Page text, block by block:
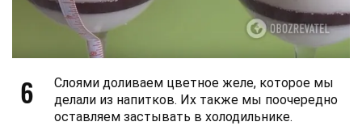
6
Слоями доливаем цветное желе, которое мы
делали из напитков. Их также мы поочередно
оставляем застывать в холодильнике.